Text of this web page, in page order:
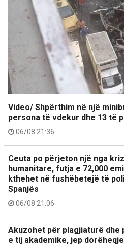
Video/ Shpërthim në një
persona të vdekur dhe 13 të
06/08 21:36
Ceuta po përjeton një nga
humanitare, futja e 72,000
kthehet në fushëbetejë të
Spanjës
06/08 21:06
Akuzohet për plagjiaturë
e tij akademike, jep